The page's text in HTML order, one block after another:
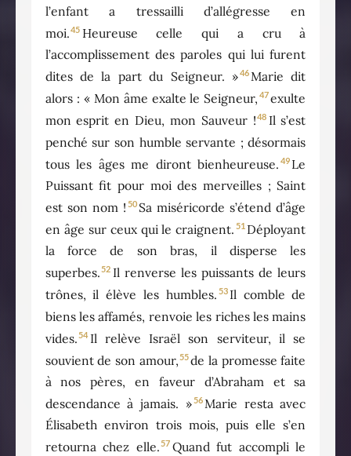
l’enfant a tressailli d’allégresse en
moi.45 Heureuse celle qui a cru à
l’accomplissement des paroles qui lui furent
dites de la part du Seigneur. »46Marie dit
alors : « Mon âme exalte le Seigneur, 47exulte
mon esprit en Dieu, mon Sauveur !48 Il s’est
penché sur son humble servante ; désormais
tous les âges me diront bienheureuse. 49 Le
Puissant fit pour moi des merveilles ; Saint
est son nom ! 50 Sa miséricorde s’étend d’âge
en âge sur ceux qui le craignent. 51 Déployant
la force de son bras, il disperse les
superbes.52 Il renverse les puissants de leurs
trônes, il élève les humbles. 53 Il comble de
biens les affamés, renvoie les riches les mains
vides. 54 Il relève Israël son serviteur, il se
souvient de son amour,55de la promesse faite
à nos pères, en faveur d’Abraham et sa
descendance à jamais. »56Marie resta avec
Élisabeth environ trois mois, puis elle s’en
retourna chez elle.57 Quand fut accompli le